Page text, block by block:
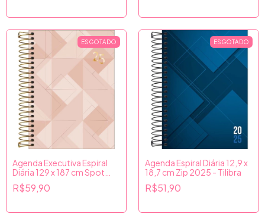
ESGOTADO
Agenda Executiva Espiral
Diária 129 x 187 cm Spot
Feminina 2025 - Bege -
Tilibra
R$59,90
ESGOTADO
Agenda Espiral Diária 12,9 x
18,7 cm Zip 2025 - Tilibra
R$51,90